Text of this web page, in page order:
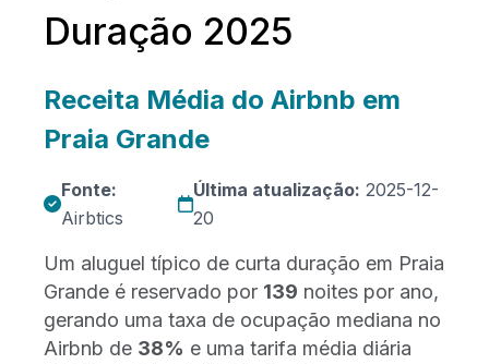
Duração 2025
Receita Média do Airbnb em
Praia Grande
Fonte:
Airbtics
Última atualização: 2025-12-
20
Um aluguel típico de curta duração em Praia
Grande é reservado por 139 noites por ano,
gerando uma taxa de ocupação mediana no
Airbnb de 38% e uma tarifa média diária